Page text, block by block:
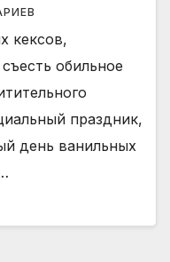
кексов,
обильное
праздник,
день ванильных